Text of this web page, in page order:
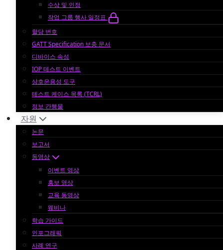
수상 및 인정
작업 그룹 행사 일정표
할당 번호
GATT Specification 보충 문서
디바이스 속성
IOP 테스트 이벤트
상호운용성 도구
테스트 케이스 목록 (TCRL)
정보 간행물
자원
논문
보고서
동영상
이벤트 영상
홍보 영상
교육 동영상
웨비나
학습 가이드
인포그래픽
사례 연구